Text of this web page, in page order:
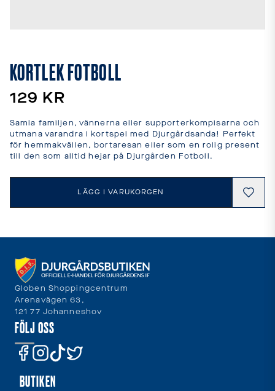
LEVERANS
Laddar...
KORTLEK FOTBOLL
129 KR
Samla familjen, vännerna eller supporterkompisarna och
utmana varandra i kortspel med Djurgårdsanda! Perfekt
för hemmakvällen, bortaresan eller som en rolig present
till den som alltid hejar på Djurgården Fotboll.
LÄGG I VARUKORGEN
Globen Shoppingcentrum
Arenavägen 63,
121 77 Johanneshov
FÖLJ OSS
BUTIKEN